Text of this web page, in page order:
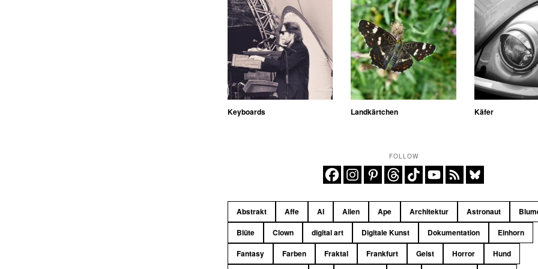
Keyboards Landkärtchen Käfer
FOLLOW
Abstrakt Affe AI Alien Ape Architektur Astronaut
Blüte
Clown digital art Digitale Kunst Dokumentation
Einhorn
Fantasy
Farben Fraktal Frankfurt Geist Horror
Hund